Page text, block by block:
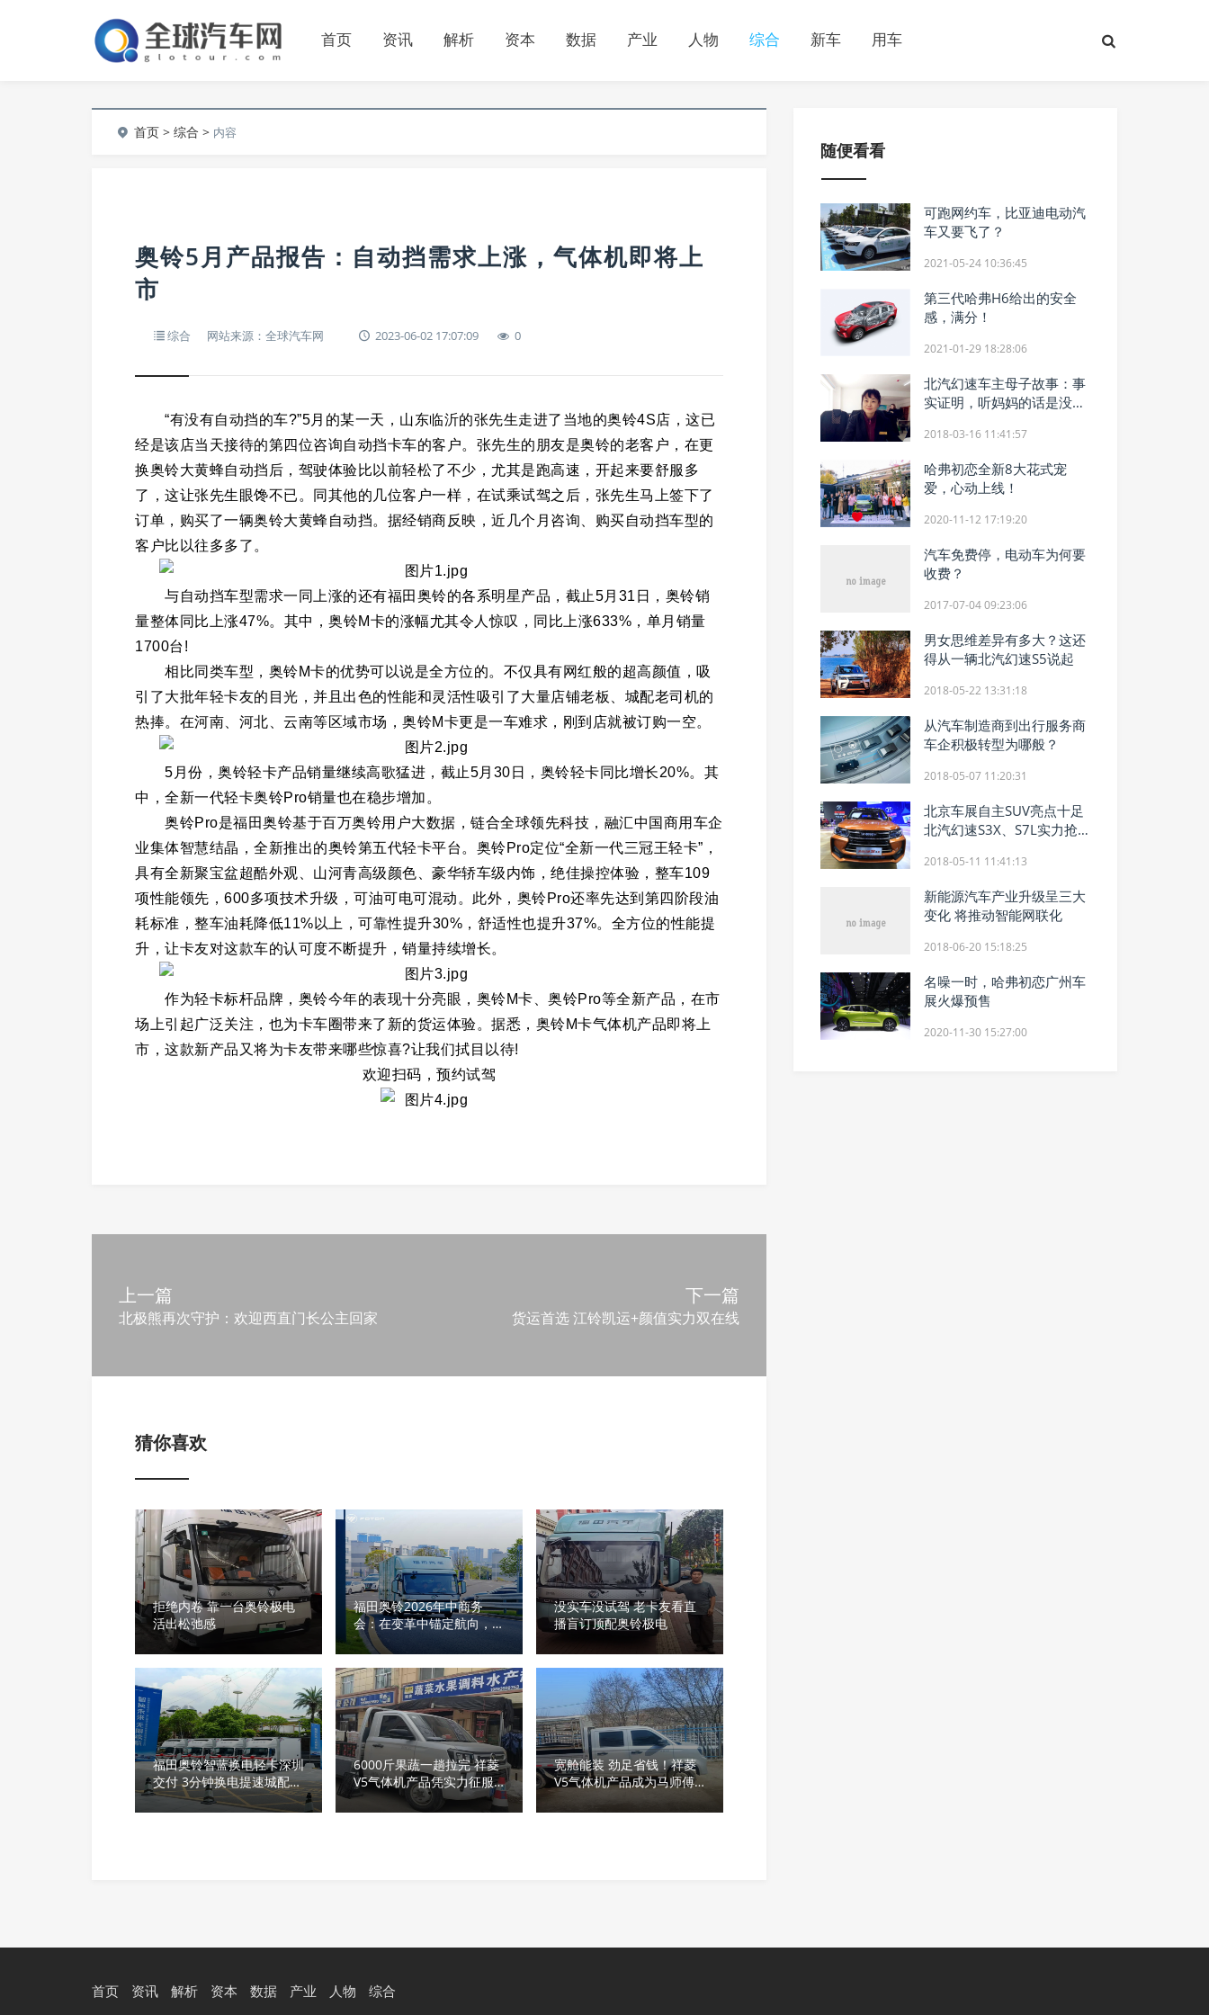
首页 资讯 解析 资本 数据 产业 人物 综合 新车 用车
首页 >综合 > 内容
奥铃5月产品报告：自动挡需求上涨，气体机即将上
市
综合 网站来源：全球汽车网 2023-06-02 17:07:09 0
“有没有自动挡的车?”5月的某一天，山东临沂的张先生走进了当地的奥铃4S店，这已
经是该店当天接待的第四位咨询自动挡卡车的客户。张先生的朋友是奥铃的老客户，在更
换奥铃大黄蜂自动挡后，驾驶体验比以前轻松了不少，尤其是跑高速，开起来要舒服多
了，这让张先生眼馋不已。同其他的几位客户一样，在试乘试驾之后，张先生马上签下了
订单，购买了一辆奥铃大黄蜂自动挡。据经销商反映，近几个月咨询、购买自动挡车型的
客户比以往多多了。
与自动挡车型需求一同上涨的还有福田奥铃的各系明星产品，截止5月31日，奥铃销
量整体同比上涨47%。其中，奥铃M卡的涨幅尤其令人惊叹，同比上涨633%，单月销量
1700台!
相比同类车型，奥铃M卡的优势可以说是全方位的。不仅具有网红般的超高颜值，吸
引了大批年轻卡友的目光，并且出色的性能和灵活性吸引了大量店铺老板、城配老司机的
热捧。在河南、河北、云南等区域市场，奥铃M卡更是一车难求，刚到店就被订购一空。
5月份，奥铃轻卡产品销量继续高歌猛进，截止5月30日，奥铃轻卡同比增长20%。其
中，全新一代轻卡奥铃Pro销量也在稳步增加。
奥铃Pro是福田奥铃基于百万奥铃用户大数据，链合全球领先科技，融汇中国商用车企
业集体智慧结晶，全新推出的奥铃第五代轻卡平台。奥铃Pro定位“全新一代三冠王轻卡”，
具有全新聚宝盆超酷外观、山河青高级颜色、豪华轿车级内饰，绝佳操控体验，整车109
项性能领先，600多项技术升级，可油可电可混动。此外，奥铃Pro还率先达到第四阶段油
耗标准，整车油耗降低11%以上，可靠性提升30%，舒适性也提升37%。全方位的性能提
升，让卡友对这款车的认可度不断提升，销量持续增长。
作为轻卡标杆品牌，奥铃今年的表现十分亮眼，奥铃M卡、奥铃Pro等全新产品，在市
场上引起广泛关注，也为卡车圈带来了新的货运体验。据悉，奥铃M卡气体机产品即将上
市，这款新产品又将为卡友带来哪些惊喜?让我们拭目以待!
欢迎扫码，预约试驾
上一篇
北极熊再次守护：欢迎西直门长公主回家
下一篇
货运首选 江铃凯运+颜值实力双在线
猜你喜欢
拒绝内卷 靠一台奥铃极电
活出松弛感
福田奥铃2026年中商务
会：在变革中锚定航向，以
长期主义驱动长效增长
没实车没试驾 老卡友看直
播盲订顶配奥铃极电
福田奥铃智蓝换电轻卡深圳
交付 3分钟换电提速城配效
率
6000斤果蔬一趟拉完 祥菱
V5气体机产品凭实力征服
果蔬生意人
宽舱能装 劲足省钱！祥菱
V5气体机产品成为马师傅
生意好搭档
随便看看
可跑网约车，比亚迪电动汽
车又要飞了？
2021-05-24 10:36:45
第三代哈弗H6给出的安全
感，满分！
2021-01-29 18:28:06
北汽幻速车主母子故事：事
实证明，听妈妈的话是没错
2018-03-16 11:41:57
哈弗初恋全新8大花式宠
爱，心动上线！
2020-11-12 17:19:20
汽车免费停，电动车为何要
收费？
2017-07-04 09:23:06
男女思维差异有多大？这还
得从一辆北汽幻速S5说起
2018-05-22 13:31:18
从汽车制造商到出行服务商
车企积极转型为哪般？
2018-05-07 11:20:31
北京车展自主SUV亮点十足
北汽幻速S3X、S7L实力抢
2018-05-11 11:41:13
新能源汽车产业升级呈三大
变化 将推动智能网联化
2018-06-20 15:18:25
名噪一时，哈弗初恋广州车
展火爆预售
2020-11-30 15:27:00
首页 资讯 解析 资本 数据 产业 人物 综合